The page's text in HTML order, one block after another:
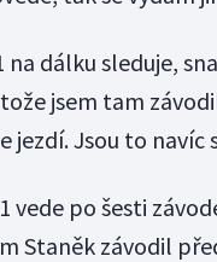
na dálku sleduje,
jsem tam
jezdí. Jsou to navíc
vede po šesti
Staněk závodil